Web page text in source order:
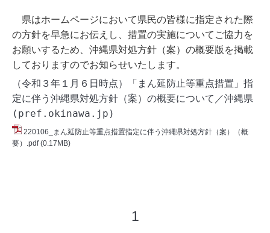
県はホームページにおいて県民の皆様に指定された際
の方針を早急にお伝えし、措置の実施についてご協力を
お願いするため、沖縄県対処方針（案）の概要版を掲載
しておりますのでお知らせいたします。
（令和３年１月６日時点）「まん延防止等重点措置」指
定に伴う沖縄県対処方針（案）の概要について／沖縄県
(pref.okinawa.jp)
220106_まん延防止等重点措置指定に伴う沖縄県対処方針（案）（概
要）.pdf (0.17MB)
1